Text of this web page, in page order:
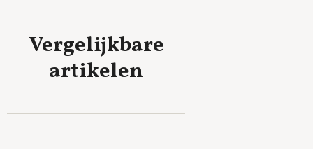
Vergelijkbare
artikelen